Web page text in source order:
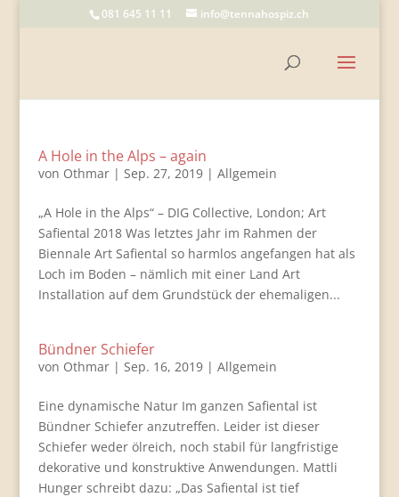
081 645 11 11 info@tennahospiz.ch
A Hole in the Alps – again
von Othmar| Sep. 27, 2019| Allgemein
„A Hole in the Alps“ – DIG Collective, London; Art
Safiental 2018 Was letztes Jahr im Rahmen der
Biennale Art Safiental so harmlos angefangen hat als
Loch im Boden – nämlich mit einer Land Art
Installation auf dem Grundstück der ehemaligen...
Bündner Schiefer
von Othmar| Sep. 16, 2019| Allgemein
Eine dynamische Natur Im ganzen Safiental ist
Bündner Schiefer anzutreffen. Leider ist dieser
Schiefer weder ölreich, noch stabil für langfristige
dekorative und konstruktive Anwendungen. Mattli
Hunger schreibt dazu: „Das Safiental ist tief